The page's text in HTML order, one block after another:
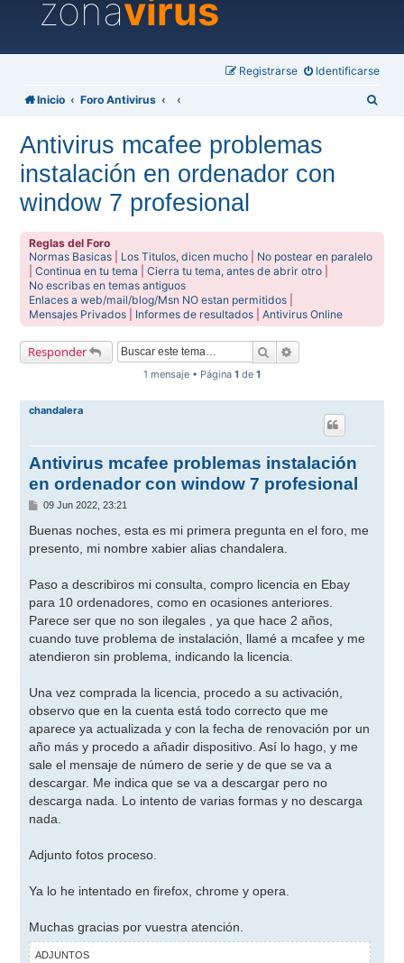
zonavirus
Identificarse
Registrarse
Inicio Foro Antivirus
Antivirus mcafee problemas
instalación en ordenador con
window 7 profesional
Reglas del Foro
Normas Basicas
Los Titulos, dicen mucho
No postear en paralelo
|Continua en tu tema |Cierra tu tema, antes de abrir otro
No escribas en temas antiguos
Enlaces a web/mail/blog/Msn NO estan permitidos
Mensajes Privados
Informes de resultados |Antivirus Online
Responder Buscar
1 mensaje • Página 1 de 1
chandalera
Antivirus mcafee problemas instalación
en ordenador con window 7 profesional
M
n
a
09 Jun 2022, 23:21
Buenas noches, esta es mi primera pregunta en el foro, me
presento, mi nombre xabier alias chandalera.
Paso a describiros mi consulta, compro licencia en Ebay
para 10 ordenadores, como en ocasiones anteriores.
Parece ser que no son ilegales , ya que hace 2 años,
cuando tuve problema de instalación, llamé a mcafee y me
atendieron sin problema, indicando la licencia.
Una vez comprada la licencia, procedo a su activación,
observo que en la cuenta está todo correcto que me
aparece ya actualizada y con la fecha de renovación por un
año más y procedo a añadir dispositivo. Así lo hago, y me
sale el mensaje de número de serie y de que se va a
descargar. Me indica que se va a descargar pero no
descarga nada. Lo intento de varias formas y no descarga
nada.
Adjunto fotos proceso.
Ya lo he intentado en firefox, chrome y opera.
Muchas gracias por vuestra atención.
ADJUNTOS